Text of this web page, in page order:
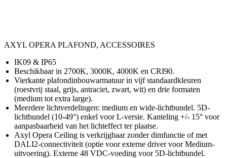
AXYL OPERA PLAFOND, ACCESSOIRES
IK09 & IP65
Beschikbaar in 2700K, 3000K, 4000K en CRI90.
Vierkante plafondinbouwarmatuur in vijf standaardkleuren
(roestvrij staal, grijs, antraciet, zwart, wit) en drie formaten
(medium tot extra large).
Meerdere lichtverdelingen: medium en wide-lichtbundel. 5D-
lichtbundel (10-49°) enkel voor L-versie. Kanteling +/- 15° voor
aanpasbaarheid van het lichteffect ter plaatse.
Axyl Opera Ceiling is verkrijgbaar zonder dimfunctie of met
DALI2-connectiviteit (optie voor externe driver voor Medium-
uitvoering). Externe 48 VDC-voeding voor 5D-lichtbundel.